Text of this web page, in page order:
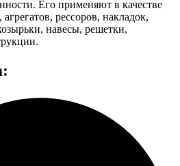
Его применяют в качестве
рессоров, накладок,
навесы, решетки,